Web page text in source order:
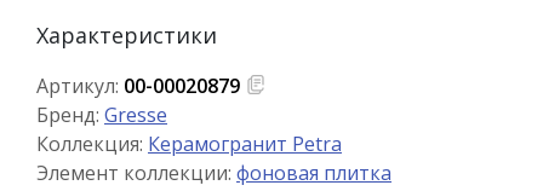
Характеристики
Артикул: 00-00020879
Бренд: Gresse
Коллекция: Керамогранит Petra
Элемент коллекции: фоновая плитка